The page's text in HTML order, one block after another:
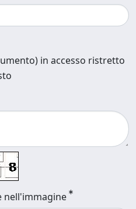
in accesso ristretto
nell'immagine